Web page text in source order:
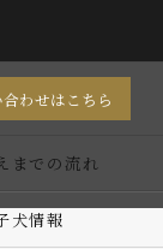
わせはこちら
までの流れ
犬情報